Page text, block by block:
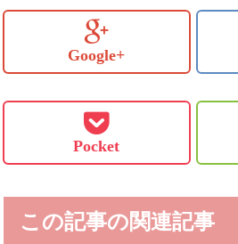
Google+
Pocket
この記事の関連記事